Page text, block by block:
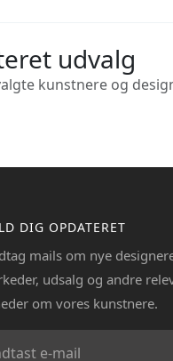
udvalg
kunstnere og
DIG OPDATERET
mails om nye
udsalg og andre
om vores kunstnere.